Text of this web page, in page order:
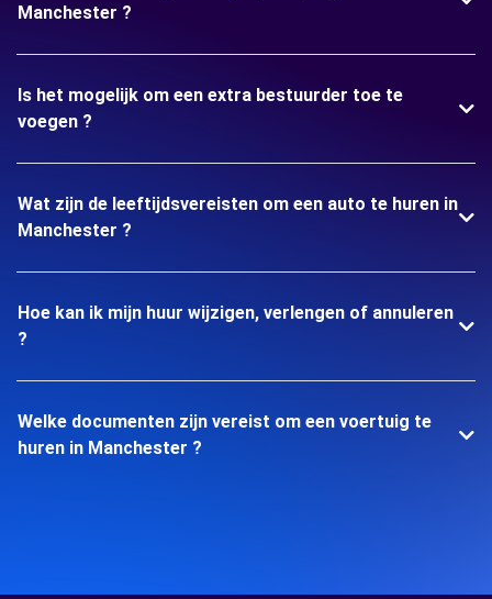
Manchester ?
Is het mogelijk om een extra bestuurder toe te
voegen ?
Wat zijn de leeftijdsvereisten om een auto te huren in
Manchester ?
Hoe kan ik mijn huur wijzigen, verlengen of annuleren
?
Welke documenten zijn vereist om een voertuig te
huren in Manchester ?